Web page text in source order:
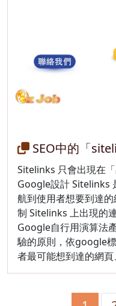
SEO中的「
Sitelinks 只會出現在「
Google設計 Sitelinks
航到使用者想要到達
制 Sitelinks 上出現的
Google自行用演算法
驗的原則，依google
者最可能想到達的網頁